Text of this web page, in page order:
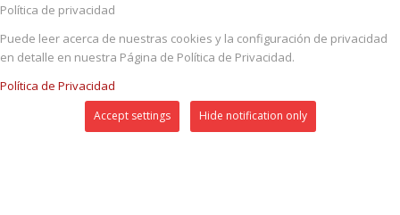
Política de privacidad
Puede leer acerca de nuestras cookies y la configuración de privacidad
en detalle en nuestra Página de Política de Privacidad.
Política de Privacidad
Accept settings Hide notification only